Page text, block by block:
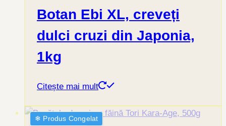
Botan Ebi XL, creveți
dulci cruzi din Japonia,
1kg
Citește mai mult
❄︎ Produs Congelat